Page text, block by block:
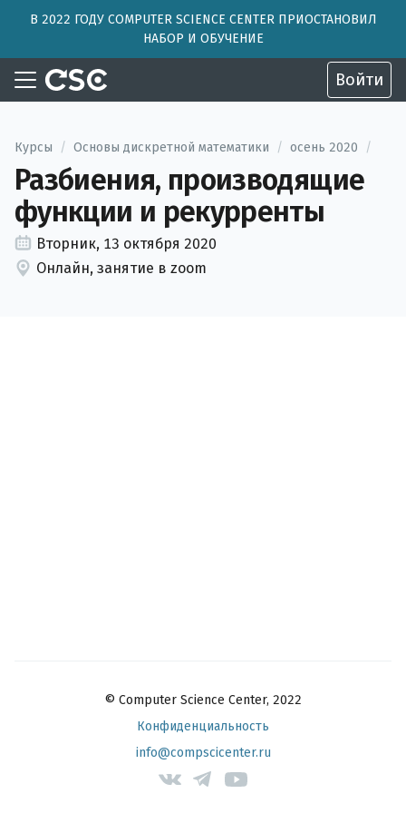
В 2022 ГОДУ COMPUTER SCIENCE CENTER ПРИОСТАНОВИЛ
НАБОР И ОБУЧЕНИЕ
Войти
Курсы / Основы дискретной математики / осень 2020 /
Разбиения, производящие
функции и рекурренты
Вторник, 13 октября 2020
Онлайн, занятие в zoom
© Computer Science Center, 2022
Конфиденциальность
info@compscicenter.ru